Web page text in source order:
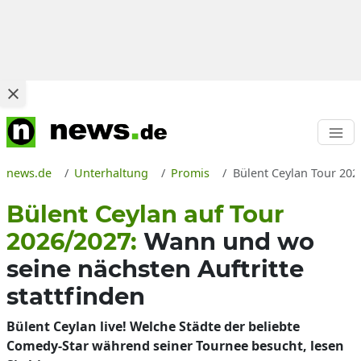
news.de Unterhaltung Promis Bülent Ceylan Tour
Bülent Ceylan auf Tour
2026/2027: Wann und wo
seine nächsten Auftritte
stattfinden
Bülent Ceylan live! Welche Städte der beliebte
Comedy-Star während seiner Tournee besucht, lesen